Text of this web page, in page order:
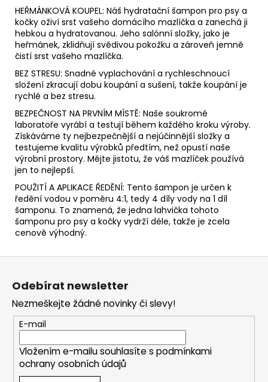
HEŘMÁNKOVÁ KOUPEL: Náš hydratační šampon pro psy a
kočky oživí srst vašeho domácího mazlíčka a zanechá ji
hebkou a hydratovanou. Jeho salónní složky, jako je
heřmánek, zklidňují svědivou pokožku a zároveň jemně
čistí srst vašeho mazlíčka.
BEZ STRESU: Snadné vyplachování a rychleschnoucí
složení zkracují dobu koupání a sušení, takže koupání je
rychlé a bez stresu.
BEZPEČNOST NA PRVNÍM MÍSTĚ: Naše soukromé
laboratoře vyrábí a testují během každého kroku výroby.
Získáváme ty nejbezpečnější a nejúčinnější složky a
testujeme kvalitu výrobků předtím, než opustí naše
výrobní prostory. Mějte jistotu, že váš mazlíček používá
jen to nejlepší.
POUŽITÍ A APLIKACE ŘEDĚNÍ: Tento šampon je určen k
ředění vodou v poměru 4:1, tedy 4 díly vody na 1 díl
šamponu. To znamená, že jedna lahvička tohoto
šamponu pro psy a kočky vydrží déle, takže je zcela
cenově výhodný.
Z
Odebírat newsletter
Nezmeškejte žádné novinky či slevy!
E-mail
Vložením e-mailu souhlasíte s podmínkami
ochrany osobních údajů